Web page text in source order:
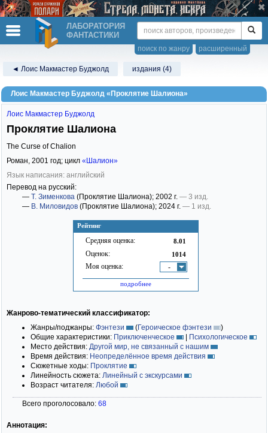
ЛАБОРАТОРИЯ
ФАНТАСТИКИ
расширенный
поиск по жанру
◄ Лоис Макмастер Буджолд издания (4)
Лоис Макмастер Буджолд «Проклятие Шалиона»
Рейтинг
Средняя оценка: 8.01
Оценок: 1014
Моя оценка: -
подробнее
Лоис Макмастер Буджолд
Проклятие Шалиона
The Curse of Chalion
Роман, 2001 год; цикл «Шалион»
Язык написания: английский
Перевод на русский:
— Т. Зименкова (Проклятие Шалиона); 2002 г. — 3 изд.
— В. Миловидов (Проклятие Шалиона); 2024 г. — 1 изд.
Жанрово-тематический классификатор:
Жанры/поджанры: Фэнтези (Героическое фэнтези
)
Общие характеристики: Приключенческое | Психологическое
Место действия: Другой мир, не связанный с нашим
Время действия: Неопределённое время действия
Сюжетные ходы: Проклятие
Линейность сюжета: Линейный с экскурсами
Возраст читателя: Любой
Всего проголосовало: 68
Аннотация: